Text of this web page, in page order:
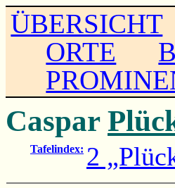
ÜBERSICHT
ORTE
Caspar
Tafelindex: 2